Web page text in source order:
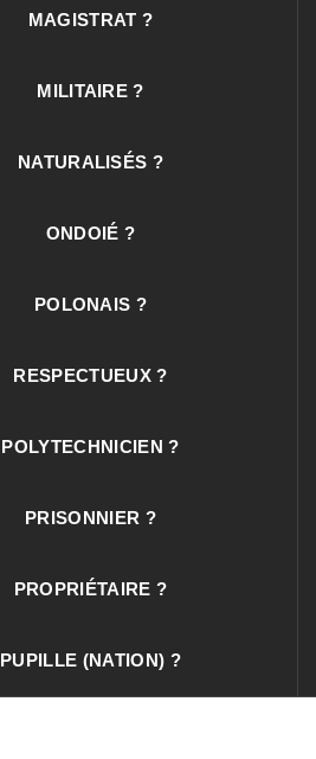
MAGISTRAT ?
MILITAIRE ?
NATURALISÉS ?
ONDOIÉ ?
POLONAIS ?
RESPECTUEUX ?
POLYTECHNICIEN ?
PRISONNIER ?
PROPRIÉTAIRE ?
PUPILLE (NATION) ?